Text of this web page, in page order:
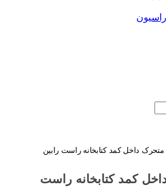
داخل کمد کتابخانه راست رابین
کمد کتابخانه راست